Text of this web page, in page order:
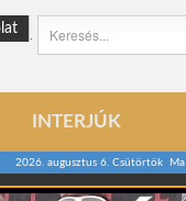
INTERJÚK
2026. augusztus 6. Csütörtök Ma